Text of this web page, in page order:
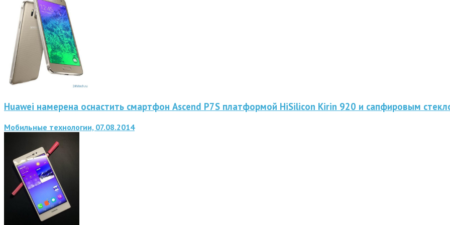
Huawei намерена оснастить смартфон Ascend P7S платформой HiSilicon Kirin 920 и сапфировым
Мобильные технологии, 07.08.2014